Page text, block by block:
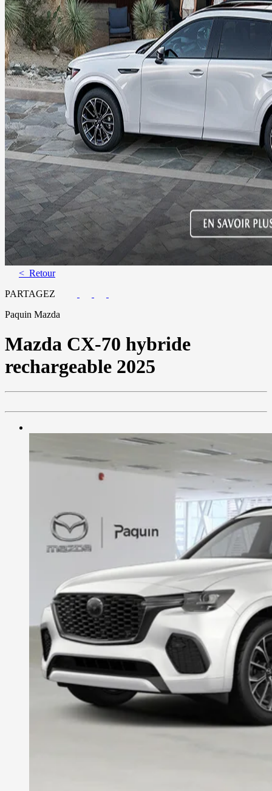
< Retour
PARTAGEZ
Paquin Mazda
Mazda CX-70 hybride
rechargeable 2025